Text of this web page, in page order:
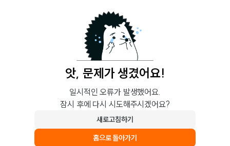
앗, 문제가 생겼어요!
일시적인 오류가 발생했어요.
잠시 후에 다시 시도해주시겠어요?
새로고침하기
홈으로 돌아가기